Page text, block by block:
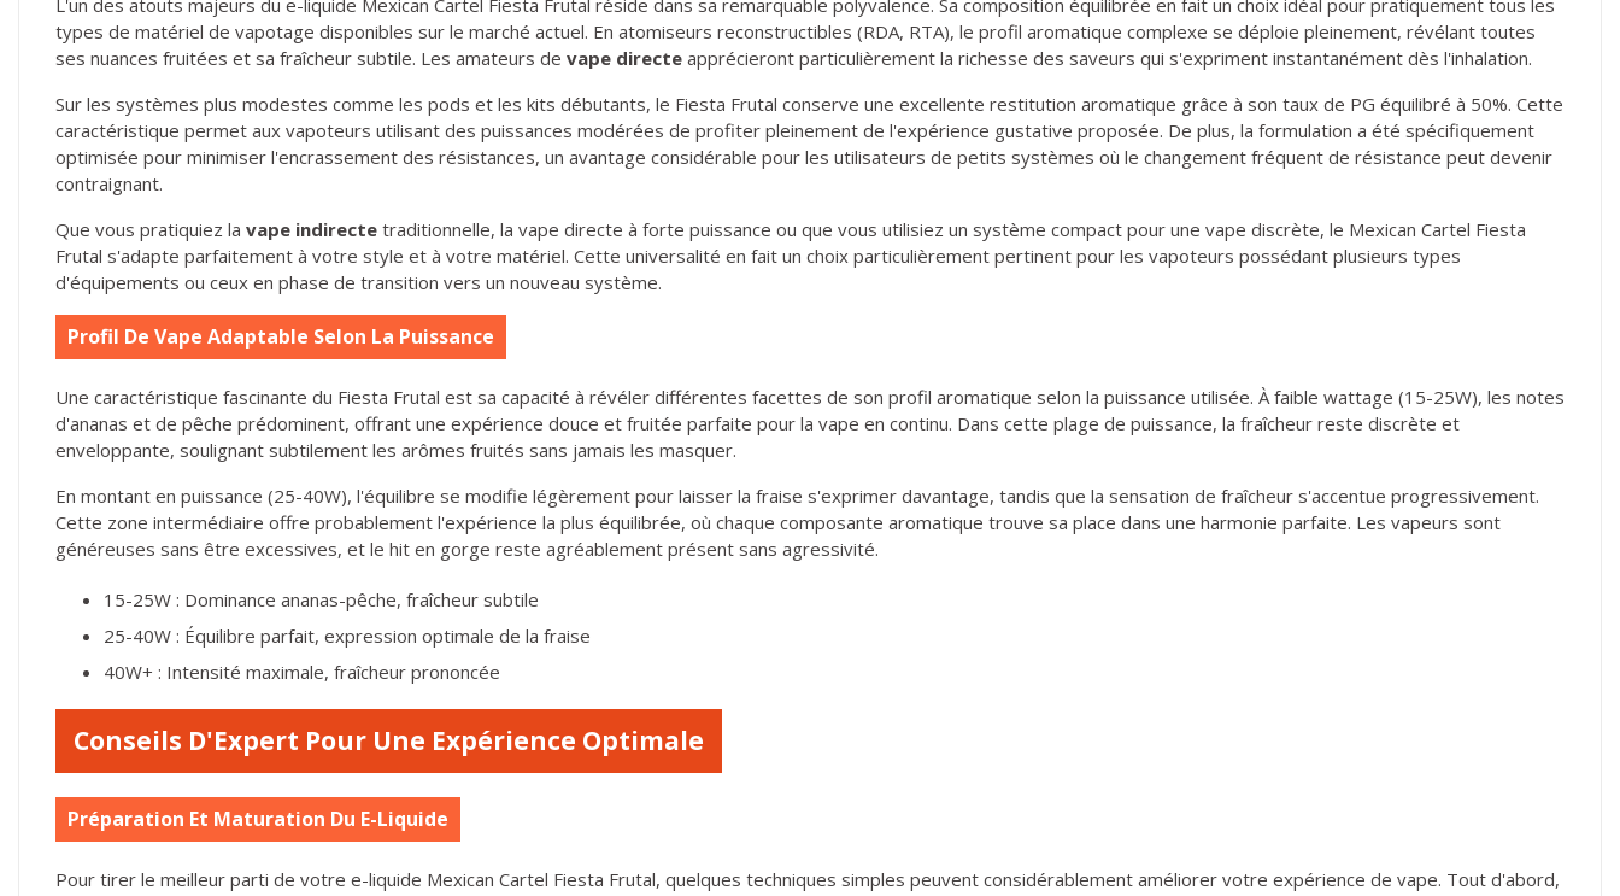
types de matériel de vapotage disponibles sur le marché actuel. En atomiseurs reconstructibles (RDA, RTA), le profil aromatique complexe se déploie pleinement, révélant toutes
ses nuances fruitées et sa fraîcheur subtile. Les amateurs de vape directe apprécieront particulièrement la richesse des saveurs qui s'expriment instantanément dès l'inhalation.
Sur les systèmes plus modestes comme les pods et les kits débutants, le Fiesta Frutal conserve une excellente restitution aromatique grâce à son taux de PG équilibré à 50%. Cette
caractéristique permet aux vapoteurs utilisant des puissances modérées de profiter pleinement de l'expérience gustative proposée. De plus, la formulation a été spécifiquement
optimisée pour minimiser l'encrassement des résistances, un avantage considérable pour les utilisateurs de petits systèmes où le changement fréquent de résistance peut devenir
contraignant.
Que vous pratiquiez la vape indirecte traditionnelle, la vape directe à forte puissance ou que vous utilisiez un système compact pour une vape discrète, le Mexican Cartel Fiesta
Frutal s'adapte parfaitement à votre style et à votre matériel. Cette universalité en fait un choix particulièrement pertinent pour les vapoteurs possédant plusieurs types
d'équipements ou ceux en phase de transition vers un nouveau système.
Profil De Vape Adaptable Selon La Puissance
Une caractéristique fascinante du Fiesta Frutal est sa capacité à révéler différentes facettes de son profil aromatique selon la puissance utilisée. À faible wattage (15-25W), les notes
d'ananas et de pêche prédominent, offrant une expérience douce et fruitée parfaite pour la vape en continu. Dans cette plage de puissance, la fraîcheur reste discrète et
enveloppante, soulignant subtilement les arômes fruités sans jamais les masquer.
En montant en puissance (25-40W), l'équilibre se modifie légèrement pour laisser la fraise s'exprimer davantage, tandis que la sensation de fraîcheur s'accentue progressivement.
Cette zone intermédiaire offre probablement l'expérience la plus équilibrée, où chaque composante aromatique trouve sa place dans une harmonie parfaite. Les vapeurs sont
généreuses sans être excessives, et le hit en gorge reste agréablement présent sans agressivité.
15-25W : Dominance ananas-pêche, fraîcheur subtile
25-40W : Équilibre parfait, expression optimale de la fraise
40W+ : Intensité maximale, fraîcheur prononcée
Conseils D'Expert Pour Une Expérience Optimale
Préparation Et Maturation Du E-Liquide
Pour tirer le meilleur parti de votre e-liquide Mexican Cartel Fiesta Frutal, quelques techniques simples peuvent considérablement améliorer votre expérience de vape. Tout d'abord,